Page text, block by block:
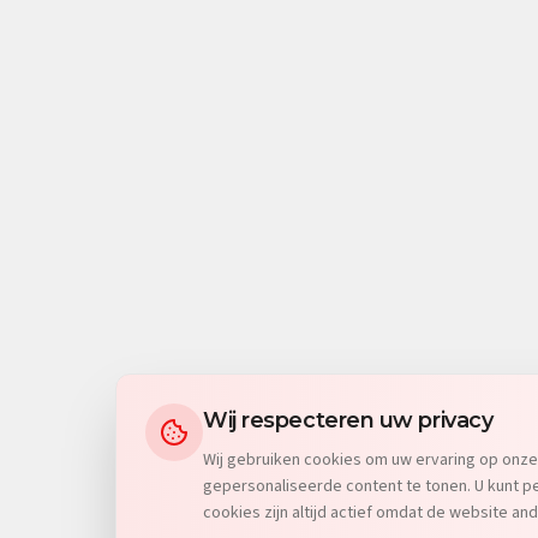
Wij respecteren uw privacy
Wij gebruiken cookies om uw ervaring op
gepersonaliseerde content te tonen. U kunt
cookies zijn altijd actief omdat de website